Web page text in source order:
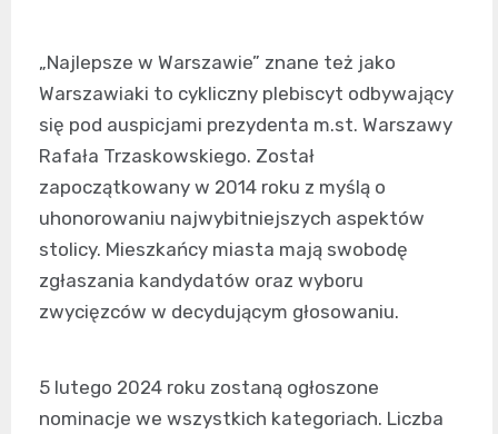
„Najlepsze w Warszawie” znane też jako
Warszawiaki to cykliczny plebiscyt odbywający
się pod auspicjami prezydenta m.st. Warszawy
Rafała Trzaskowskiego. Został
zapoczątkowany w 2014 roku z myślą o
uhonorowaniu najwybitniejszych aspektów
stolicy. Mieszkańcy miasta mają swobodę
zgłaszania kandydatów oraz wyboru
zwycięzców w decydującym głosowaniu.
5 lutego 2024 roku zostaną ogłoszone
nominacje we wszystkich kategoriach. Liczba